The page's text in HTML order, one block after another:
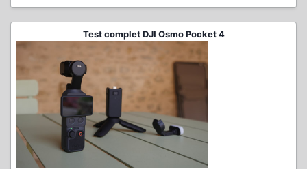
Test complet DJI Osmo Pocket 4